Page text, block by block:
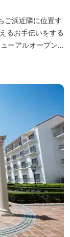
ご浜近隣に位置す
るお手伝いをする
ーアルオープン
ウナがご宿泊区画
条件が揃い、さ
満点の星空の下で